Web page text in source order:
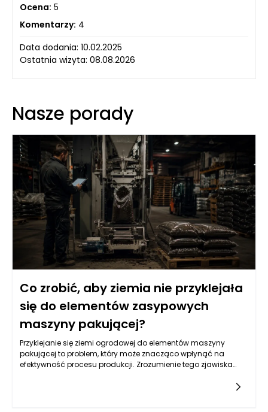
Ocena: 5
Komentarzy: 4
Data dodania: 10.02.2025
Ostatnia wizyta: 08.08.2026
Nasze porady
Co zrobić, aby ziemia nie przyklejała
się do elementów zasypowych
maszyny pakującej?
Przyklejanie się ziemi ogrodowej do elementów maszyny
pakującej to problem, który może znacząco wpłynąć na
efektywność procesu produkcji. Zrozumienie tego zjawiska
ziemi oraz konstrukcji maszyn pakujących. Często przyczyna